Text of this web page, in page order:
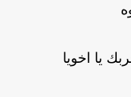
يا اخويا